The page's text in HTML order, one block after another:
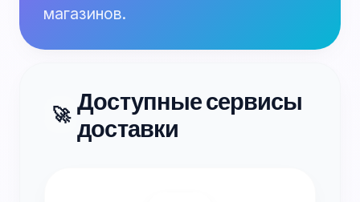
магазинов.
🚀 Доступные сервисы
доставки